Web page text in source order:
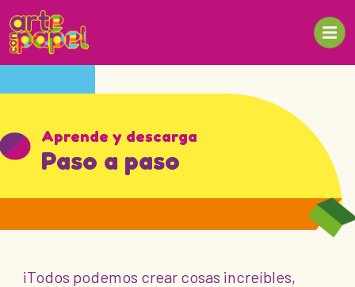
Aprende y descarga
Paso a paso
¡Todos podemos crear cosas increíbles,